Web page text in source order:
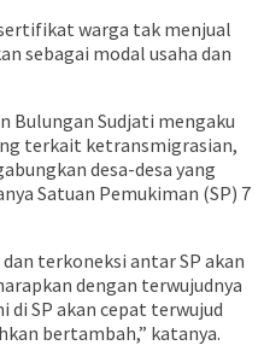
warga tak menjual
sebagai modal usaha dan
Bulungan Sudjati mengaku
terkait ketransmigrasian,
desa-desa yang
Satuan Pemukiman (SP) 7
terkoneksi antar SP akan
dengan terwujudnya
SP akan cepat terwujud
bertambah,” katanya.